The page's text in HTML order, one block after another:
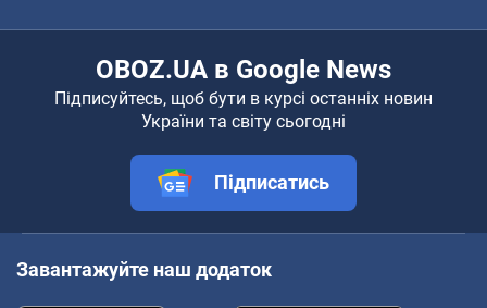
OBOZ.UA в Google News
Підписуйтесь, щоб бути в курсі останніх новин
України та світу сьогодні
Підписатись
Завантажуйте наш додаток